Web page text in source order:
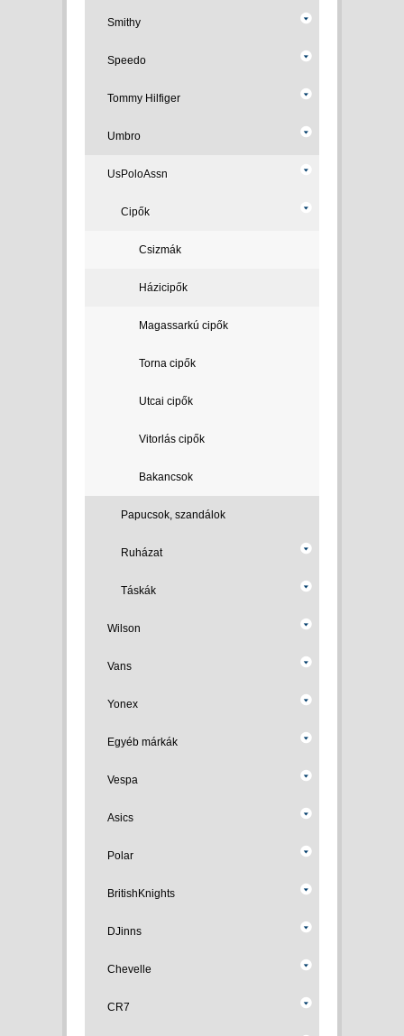
Smithy
Speedo
Tommy Hilfiger
Umbro
UsPoloAssn
Cipők
Csizmák
Házicipők
Magassarkú cipők
Torna cipők
Utcai cipők
Vitorlás cipők
Bakancsok
Papucsok, szandálok
Ruházat
Táskák
Wilson
Vans
Yonex
Egyéb márkák
Vespa
Asics
Polar
BritishKnights
DJinns
Chevelle
CR7